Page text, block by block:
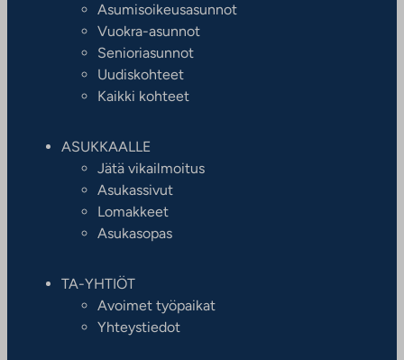
Asumisoikeusasunnot
Vuokra-asunnot
Senioriasunnot
Uudiskohteet
Kaikki kohteet
ASUKKAALLE
Jätä vikailmoitus
Asukassivut
Lomakkeet
Asukasopas
TA-YHTIÖT
Avoimet työpaikat
Yhteystiedot